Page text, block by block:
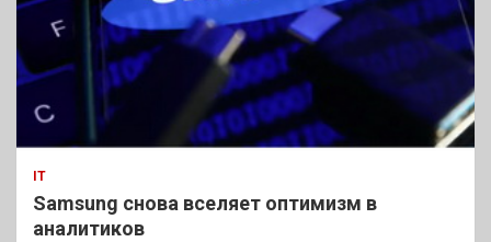
IT
Samsung снова вселяет оптимизм в
аналитиков